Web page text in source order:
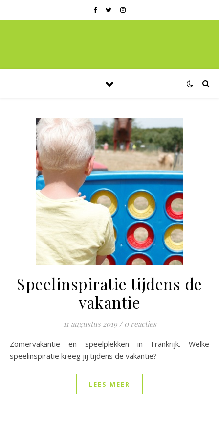
Speelinspiratie tijdens de
vakantie
11 augustus 2019 / 0 reacties
Zomervakantie en speelplekken in Frankrijk. Welke
speelinspiratie kreeg jij tijdens de vakantie?
LEES MEER